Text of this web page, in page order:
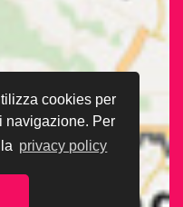
cookies per
navigazione. Per
privacy policy